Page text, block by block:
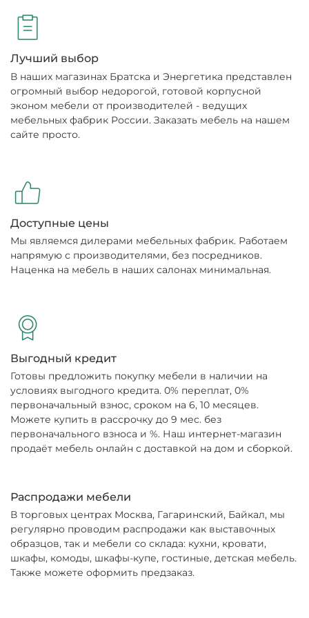
Лучший выбор
В наших магазинах Братска и Энергетика представлен
огромный выбор недорогой, готовой корпусной
эконом мебели от производителей - ведущих
мебельных фабрик России. Заказать мебель на нашем
сайте просто.
Доступные цены
Мы являемся дилерами мебельных фабрик. Работаем
напрямую с производителями, без посредников.
Наценка на мебель в наших салонах минимальная.
Выгодный кредит
Готовы предложить покупку мебели в наличии на
условиях выгодного кредита. 0% переплат, 0%
первоначальный взнос, сроком на 6, 10 месяцев.
Можете купить в рассрочку до 9 мес. без
первоначального взноса и %. Наш интернет-магазин
продаёт мебель онлайн с доставкой на дом и сборкой.
Распродажи мебели
В торговых центрах Москва, Гагаринский, Байкал, мы
регулярно проводим распродажи как выставочных
образцов, так и мебели со склада: кухни, кровати,
шкафы, комоды, шкафы-купе, гостиные, детская мебель.
Также можете оформить предзаказ.